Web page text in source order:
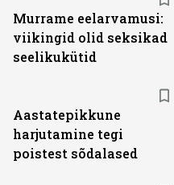
Murrame eelarvamusi:
viikingid olid seksikad
seelikukütid
Aastatepikkune
harjutamine tegi
poistest sõdalased